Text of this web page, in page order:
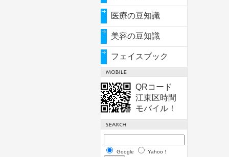
医療の豆知識
美容の豆知識
フェイスブック
QRコード
江東区時間
モバイル！
Google Yahoo！